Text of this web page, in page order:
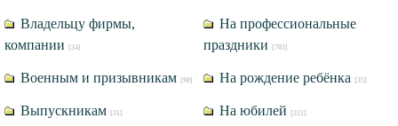
Владельцу фирмы,
компании
[34]
На профессиональные
праздники
[705]
Военным и призывникам [90] На рождение ребёнка [35]
Выпускникам [31] На юбилей [221]